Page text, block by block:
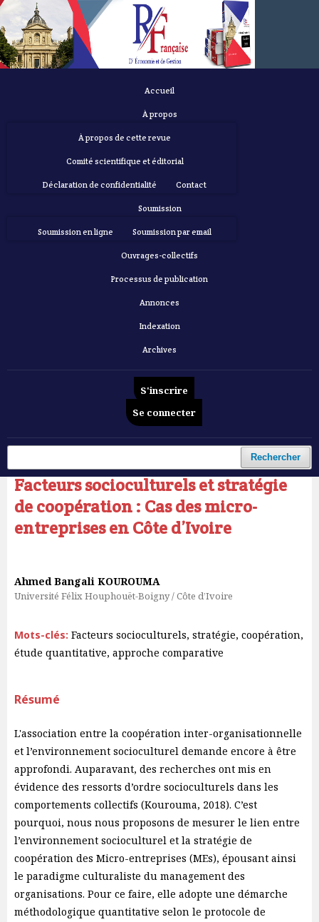
Accueil
À propos
À propos de cette revue
Comité scientifique et éditorial
Déclaration de confidentialité Contact
Soumission
Soumission en ligne Soumission par email
Ouvrages-collectifs
Processus de publication
Annonces
Indexation
Archives
S'inscrire
Se connecter
Rechercher
Vol. 6 No 1 (2025): Revue Française d'Economie et de Gestion
Articles
Facteurs socioculturels et stratégie
de coopération : Cas des micro-
entreprises en Côte d’Ivoire
Ahmed Bangali KOUROUMA
Université Félix Houphouët-Boigny / Côte d’Ivoire
Mots-clés: Facteurs socioculturels, stratégie, coopération,
étude quantitative, approche comparative
Résumé
L'association entre la coopération inter-organisationnelle
et l’environnement socioculturel demande encore à être
approfondi. Auparavant, des recherches ont mis en
évidence des ressorts d’ordre socioculturels dans les
comportements collectifs (Kourouma, 2018). C’est
pourquoi, nous nous proposons de mesurer le lien entre
l’environnement socioculturel et la stratégie de
coopération des Micro-entreprises (MEs), épousant ainsi
le paradigme culturaliste du management des
organisations. Pour ce faire, elle adopte une démarche
méthodologique quantitative selon le protocole de